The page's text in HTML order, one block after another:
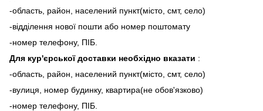
-область, район, населений пункт(місто, смт, село)
-відділення нової пошти або номер поштомату
-номер телефону, ПІБ.
Для кур'єрської доставки необхідно вказати :
-область, район, населений пункт(місто, смт, село)
-вулиця, номер будинку, квартира(не обов'язково)
-номер телефону, ПІБ.